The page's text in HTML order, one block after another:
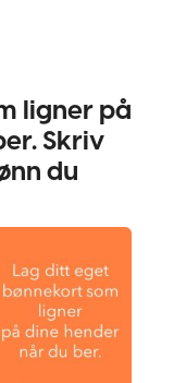
ligner på
Skriv
du